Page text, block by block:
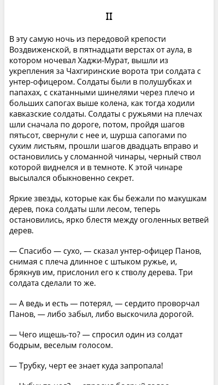
II
В эту самую ночь из передовой крепости
Воздвиженской, в пятнадцати верстах от аула, в
котором ночевал Хаджи-Мурат, вышли из
укрепления за Чахгиринские ворота три солдата с
унтер-офицером. Солдаты были в полушубках и
папахах, с скатанными шинелями через плечо и
больших сапогах выше колена, как тогда ходили
кавказские солдаты. Солдаты с ружьями на плечах
шли сначала по дороге, потом, пройдя шагов
пятьсот, свернули с нее и, шурша сапогами по
сухим листьям, прошли шагов двадцать вправо и
остановились у сломанной чинары, черный ствол
которой виднелся и в темноте. К этой чинаре
высылался обыкновенно секрет.
Яркие звезды, которые как бы бежали по макушкам
дерев, пока солдаты шли лесом, теперь
остановились, ярко блестя между оголенных ветвей
дерев.
— Спасибо — сухо, — сказал унтер-офицер Панов,
снимая с плеча длинное с штыком ружье, и,
брякнув им, прислонил его к стволу дерева. Три
солдата сделали то же.
— А ведь и есть — потерял, — сердито проворчал
Панов, — либо забыл, либо выскочила дорогой.
— Чего ищешь-то? — спросил один из солдат
бодрым, веселым голосом.
— Трубку, черт ее знает куда запропала!